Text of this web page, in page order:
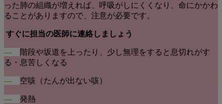
った肺の組織が増えれば、呼吸がしにくくなり、命にかかわ
ることがありますので、注意が必要です。
すぐに担当の医師に連絡しましょう
―
階段や坂道を上ったり、少し無理をすると息切れがす
る・息苦しくなる
― 空咳（たんが出ない咳）
― 発熱